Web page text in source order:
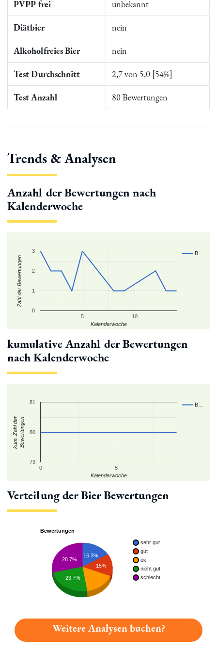
PVPP frei unbekannt
Diätbier nein
Alkoholfreies Bier nein
Test Durchschnitt 2,7 von 5,0 [54%]
Test Anzahl 80 Bewertungen
Trends & Analysen
Anzahl der Bewertungen nach
Kalenderwoche
B…
5 10
0
1
2
3
Kalenderwoche
Zahl der Bewertungen
kumulative Anzahl der Bewertungen
nach Kalenderwoche
B…
0 5
79
80
81
Kalenderwoche
kum. Zahl derBewertungen
Verteilung der Bier Bewertungen
Bewertungen
sehr gut
gut
ok
nicht gut
schlecht
16.3%
15%
28.7%
23.7%
Weitere Analysen buchen?